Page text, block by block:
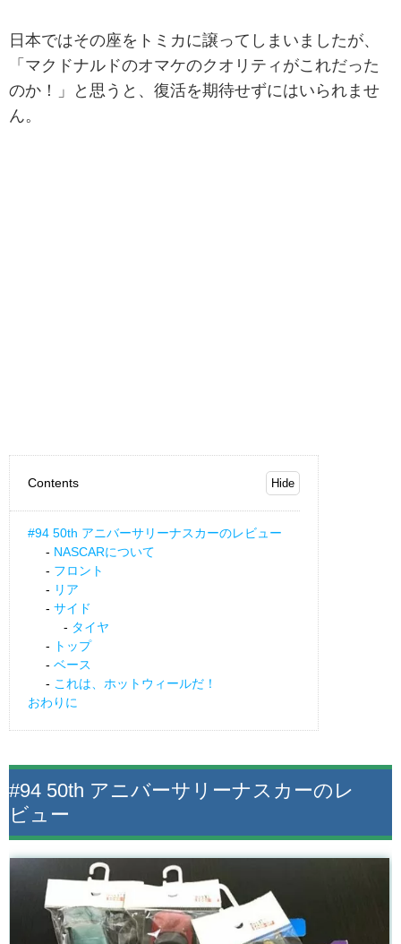
日本ではその座をトミカに譲ってしまいましたが、
「マクドナルドのオマケのクオリティがこれだった
のか！」と思うと、復活を期待せずにはいられませ
ん。
Contents
#94 50th アニバーサリーナスカーのレビュー
NASCARについて
フロント
リア
サイド
タイヤ
トップ
ベース
これは、ホットウィールだ！
おわりに
#94 50th アニバーサリーナスカーのレ
ビュー